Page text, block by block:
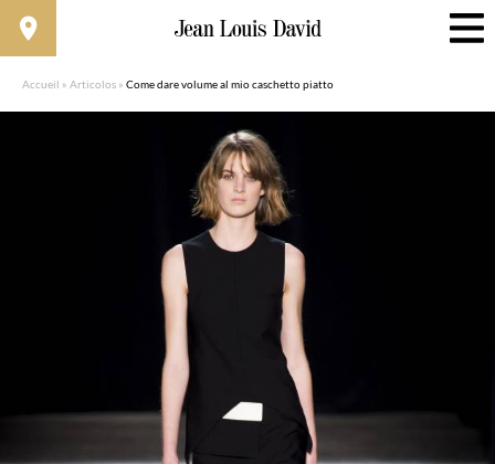
Accueil » Articolos » Come dare volume al mio caschetto piatto